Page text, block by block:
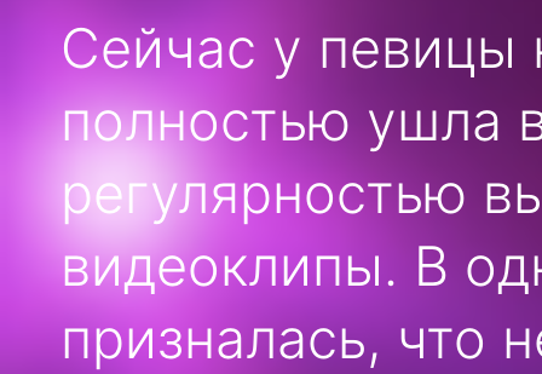
Сейчас у певицы
полностью ушла
регулярностью
видеоклипы. В
призналась, что